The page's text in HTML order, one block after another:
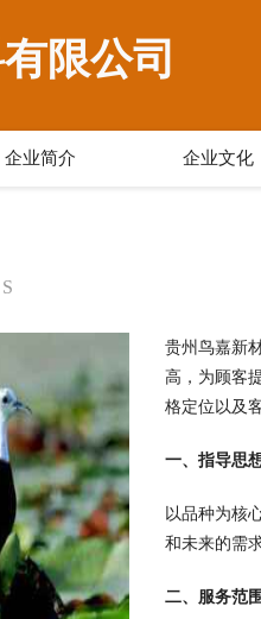
限公司
企业简介 企业文化
贵州鸟嘉新
高，为顾客
格定位以及
一、指导思
以品种为核
和未来的需
二、服务范围